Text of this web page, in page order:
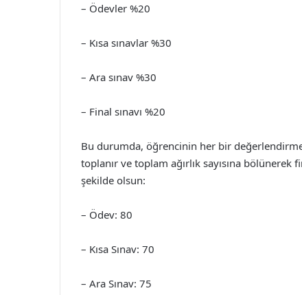
– Ödevler %20
– Kısa sınavlar %30
– Ara sınav %30
– Final sınavı %20
Bu durumda, öğrencinin her bir
toplanır ve toplam ağırlık sayısına
şekilde olsun:
– Ödev: 80
– Kısa Sınav: 70
– Ara Sınav: 75